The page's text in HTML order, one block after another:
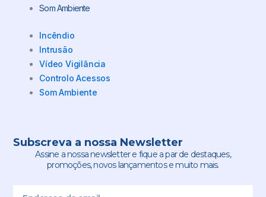
Som Ambiente
Incêndio
Intrusão
Vídeo Vigilância
Controlo Acessos
Som Ambiente
Subscreva a nossa Newsletter
Assine a nossa newsletter e fique a par de destaques,
promoções, novos lançamentos e muito mais.